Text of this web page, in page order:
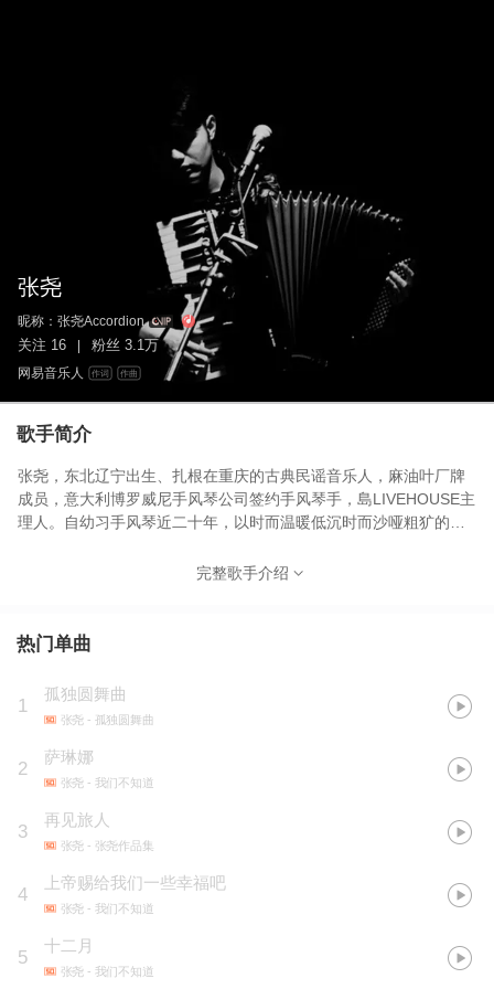
张尧
昵称： 张尧Accordion
关注 16 粉丝 3.1万
网易音乐人 作词 作曲
歌手简介
张尧，东北辽宁出生、扎根在重庆的古典民谣音乐人，麻油叶厂牌
成员，意大利博罗威尼手风琴公司签约手风琴手，島LIVEHOUSE主
理人。自幼习手风琴近二十年，以时而温暖低沉时而沙哑粗犷的声
众不同的城市古典民谣，吟唱在异乡的温暖和孤独。 2012年张尧来
小兄弟。2016年发行首张个人专辑《我们不知道》，荣获中国摇滚
演。2017年加入独立民谣厂牌麻油叶，12月首次登台麻油叶，出演
麻油叶六周年音乐会。获得重庆制造2017年New Face第一赛季冠
军和年度亚军。2018年初，获得2017年度LPA独立音乐盛典民谣类
最具潜力音乐人。 张尧与乐队的现场被誉为是一场“披着民谣盛装的
古典音乐会”。三个人的古典民谣编制与大多民谣现场有着很大的区
音鼓…以及加上Loop，采样器和效果器等十余件编制，透过张尧低
沉醇厚的嗓音和乐队抓耳的和声，总能令人瞬间入定，屏息凝神。
佛一道阳光从北方小镇悠扬的琴声中出走，最终迷失在南方潮湿的
雨雾里。他总是用一种厚重的旋律来表达自己内心远离故土的不
安，这种不安与庸常的不安有着明显的区别，它不是坐立不安，它
也不是彻夜难眠，它隐藏得更深，更压抑，更孤独，直至于沉默中
完整歌手介绍
热门单曲
1
孤独圆舞曲
张尧 - 孤独圆舞曲
2
萨琳娜
张尧 - 我们不知道
3
再见旅人
张尧 - 张尧作品集
4
上帝赐给我们一些幸福吧
张尧 - 我们不知道
5
十二月
张尧 - 我们不知道